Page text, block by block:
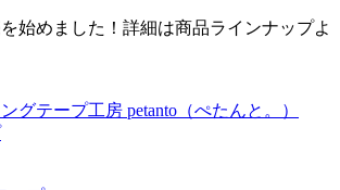
始めました！詳細は商品ラインナップよ